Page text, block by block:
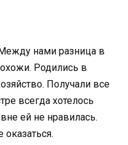
нами разница в
Родились в
Получали все
всегда хотелось
ей не нравилась.
оказаться.